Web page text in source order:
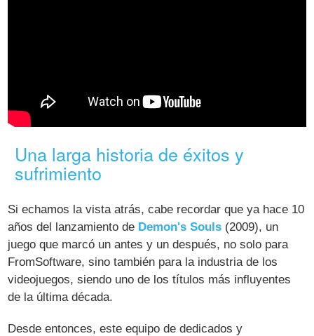
Una larga historia de éxitos y
sufrimiento
Si echamos la vista atrás, cabe recordar que ya hace 10
años del lanzamiento de Demon's Souls (2009), un
juego que marcó un antes y un después, no solo para
FromSoftware, sino también para la industria de los
videojuegos, siendo uno de los títulos más influyentes
de la última década.
Desde entonces, este equipo de dedicados y